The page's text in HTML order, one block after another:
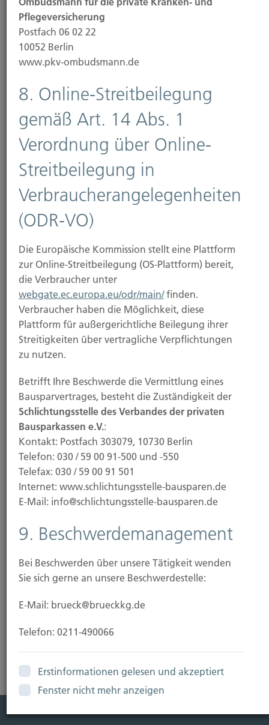
Haftung für Links
Unser Angebot enthält Links zu externen Websites
Dritter, auf deren Inhalte wir keinen Einfluss haben.
Deshalb können wir für diese fremden Inhalte auch
verlinkten Seiten ist stets der jeweilige Anbieter
oder Betreiber der Seiten verantwortlich. Die
verlinkten Seiten wurden zum Zeitpunkt der
Verlinkung auf mögliche Rechtsverstöße überprüft.
Rechtswidrige Inhalte waren zum Zeitpunkt der
Verlinkung nicht erkennbar.
Eine permanente inhaltliche Kontrolle der
verlinkten Seiten ist jedoch ohne konkrete
Anhaltspunkte einer Rechtsverletzung nicht
Rechtsverletzungen werden wir derartige Links
umgehend entfernen.
Urheberrecht
Die durch die Seitenbetreiber erstellten Inhalte und
Werke auf diesen Seiten unterliegen dem
deutschen Urheberrecht. Die Vervielfältigung,
Bearbeitung, Verbreitung und jede Art der
Verwertung außerhalb der Grenzen des
Urheberrechtes bedürfen der schriftlichen
Zustimmung des jeweiligen Autors bzw. Erstellers.
Downloads und Kopien dieser Seite sind nur für den
privaten, nicht kommerziellen Gebrauch gestattet.
Soweit die Inhalte auf dieser Seite nicht vom
Urheberrechte Dritter beachtet. Insbesondere
Sollten Sie trotzdem auf eine
Urheberrechtsverletzung aufmerksam werden,
Bekanntwerden von Rechtsverletzungen werden
wir derartige Inhalte umgehend entfernen.
Pflegeversicherung
Postfach 06 02 22
10052 Berlin
www.pkv-ombudsmann.de
8. Online-Streitbeilegung
gemäß Art. 14 Abs. 1
Verordnung über Online-
Streitbeilegung in
Verbraucherangelegenheiten
(ODR-VO)
Die Europäische Kommission stellt eine Plattform
zur Online-Streitbeilegung (OS-Plattform) bereit,
die Verbraucher unter
webgate.ec.europa.eu/odr/main/finden.
Verbraucher haben die Möglichkeit, diese
Plattform für außergerichtliche Beilegung ihrer
Streitigkeiten über vertragliche Verpflichtungen
zu nutzen.
Betrifft Ihre Beschwerde die Vermittlung eines
Bausparvertrages, besteht die Zuständigkeit der
Schlichtungsstelle des Verbandes der privaten
Bausparkassen e.V.:
Kontakt: Postfach 303079, 10730 Berlin
Telefon: 030 / 59 00 91-500 und -550
Telefax: 030 / 59 00 91 501
Internet: www.schlichtungsstelle-bausparen.de
E-Mail: info@schlichtungsstelle-bausparen.de
9. Beschwerdemanagement
Bei Beschwerden über unsere Tätigkeit wenden
Sie sich gerne an unsere Beschwerdestelle:
E-Mail: brueck@brueckkg.de
Telefon: 0211-490066
Erstinformationen gelesen und akzeptiert
Fenster nicht mehr anzeigen